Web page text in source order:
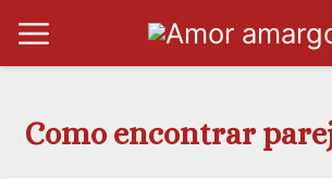
Como encontrar